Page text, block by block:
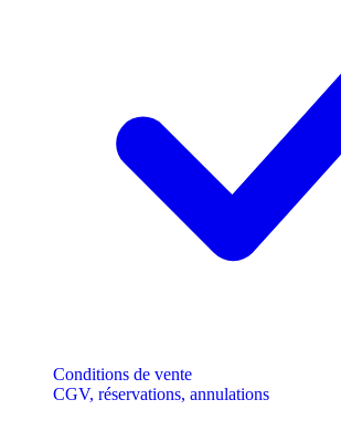
Conditions de vente
CGV, réservations, annulations